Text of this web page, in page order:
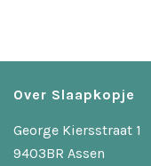
Over Slaapkopje
George Kiersstraat 1
9403BR Assen